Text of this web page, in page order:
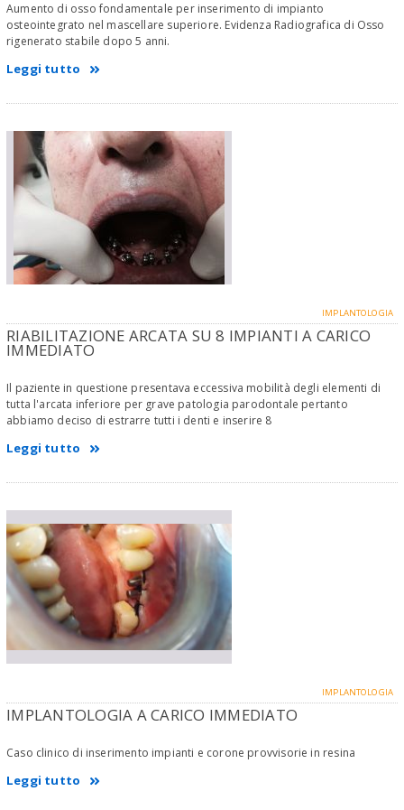
Aumento di osso fondamentale per inserimento di impianto
osteointegrato nel mascellare superiore. Evidenza Radiografica di Osso
rigenerato stabile dopo 5 anni.
Leggi tutto
IMPLANTOLOGIA
RIABILITAZIONE ARCATA SU 8 IMPIANTI A CARICO
IMMEDIATO
Il paziente in questione presentava eccessiva mobilità degli elementi di
tutta l'arcata inferiore per grave patologia parodontale pertanto
abbiamo deciso di estrarre tutti i denti e inserire 8
Leggi tutto
IMPLANTOLOGIA
IMPLANTOLOGIA A CARICO IMMEDIATO
Caso clinico di inserimento impianti e corone provvisorie in resina
Leggi tutto